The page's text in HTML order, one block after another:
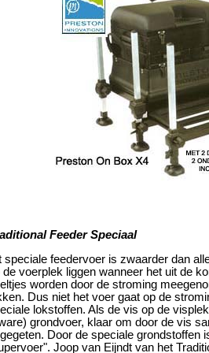
Feeder Speciaal
speciale feedervoer is zwaarder dan
de voerplek liggen wanneer het uit de
worden door de stroming
Dus niet het voer gaat op de
lokstoffen. Als de vis op de
grondvoer, klaar om door de vis
Door de speciale grondstoffen
Joop van Eijndt van het